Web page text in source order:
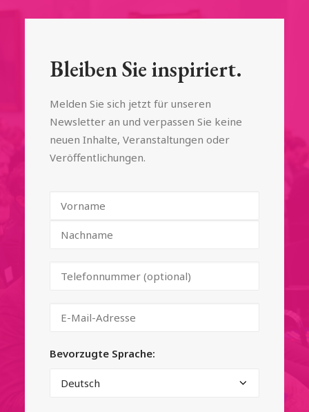
Bleiben Sie inspiriert.
Melden Sie sich jetzt für unseren
Newsletter an und verpassen Sie keine
neuen Inhalte, Veranstaltungen oder
Veröffentlichungen.
Bevorzugte Sprache: